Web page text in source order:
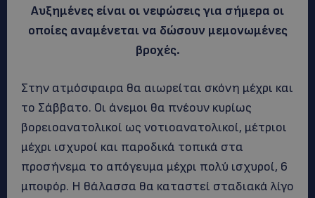
Αυξημένες είναι οι νεφώσεις για σήμερα οι
οποίες αναμένεται να δώσουν μεμονωμένες
βροχές.
Στην ατμόσφαιρα θα αιωρείται σκόνη μέχρι και
το Σάββατο. Οι άνεμοι θα πνέουν κυρίως
βορειοανατολικοί ως νοτιοανατολικοί, μέτριοι
μέχρι ισχυροί και παροδικά τοπικά στα
προσήνεμα το απόγευμα μέχρι πολύ ισχυροί, 6
μποφόρ. Η θάλασσα θα καταστεί σταδιακά λίγο